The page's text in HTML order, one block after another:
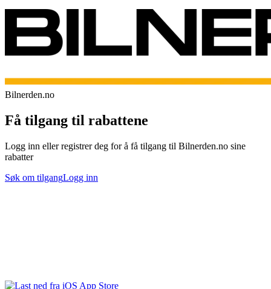
Bilnerden.no
Få tilgang til rabattene
Logg inn eller registrer deg for å få tilgang til Bilnerden.no sine
rabatter
Søk om tilgangLogg inn